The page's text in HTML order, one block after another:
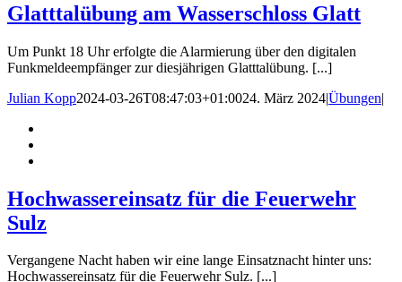
Glatttalübung am Wasserschloss Glatt
Um Punkt 18 Uhr erfolgte die Alarmierung über den digitalen
Funkmeldeempfänger zur diesjährigen Glatttalübung. [...]
Julian Kopp2024-03-26T08:47:03+01:0024. März 2024|Übungen|
Hochwassereinsatz für die Feuerwehr
Sulz
Vergangene Nacht haben wir eine lange Einsatznacht hinter uns:
Hochwassereinsatz für die Feuerwehr Sulz. [...]